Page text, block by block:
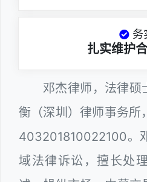
务
扎实维护
邓杰律师，法律硕
衡（深圳）律师事务所
403201810022100。
域法律诉讼，擅长处